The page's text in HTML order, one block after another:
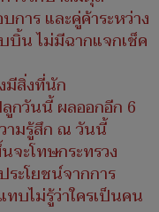
การ และคู่ค้าระหว่าง
น ไม่มีฉากแจกเช็ค
มีสิ่งที่นัก
กวันนี้ ผลออกอีก 6
ามรู้สึก ณ วันนี้
ะโทษกระทรวง
ะโยชน์จากการ
บไม่รู้ว่าใครเป็นคน